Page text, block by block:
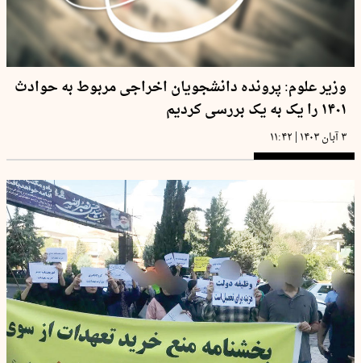
وزیر علوم: پرونده دانشجویان اخراجی مربوط به حوادث
۱۴۰۱ را یک به یک بررسی کردیم
۳ آبان ۱۴۰۳ | ۱۱:۴۲